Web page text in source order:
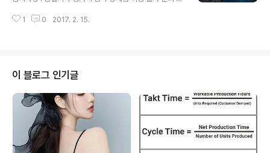
있는 역동적인 교육형 축제,지역주민과 관광객이 함께하고
은 제한없음 제주도 서귀포시 하효동에 있는 쇠소깍은 원
깍은 끝이라는 의미를 담고 있다. 쇠소는 용암이 흘러내리
면서 굳어져 형성된 계곡 같은 골짜기로 이름 만큼이나 재
미나고 독특한 지형을 만들고 있다. 쇠소깍은 서귀포칠십
리에 숨은 비경 중 하나로 깊은 수심과 용암으로 이루어진
기암괴석과 소나무숲이 조화를 이루면서 아름다운 풍광을
연출한다. 또 이곳의 명물인 ..
1 0 2017. 2. 15.
이 블로그 인기글